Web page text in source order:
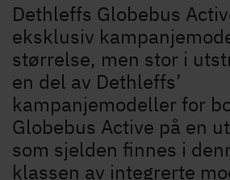
Finn forhandler
Dethleffs Globebus
eksklusiv
størrelse, men stor i
en del av Dethleffs’
kampanjemodeller for
Globebus Active på en
som sjelden finnes i
klassen av integrerte